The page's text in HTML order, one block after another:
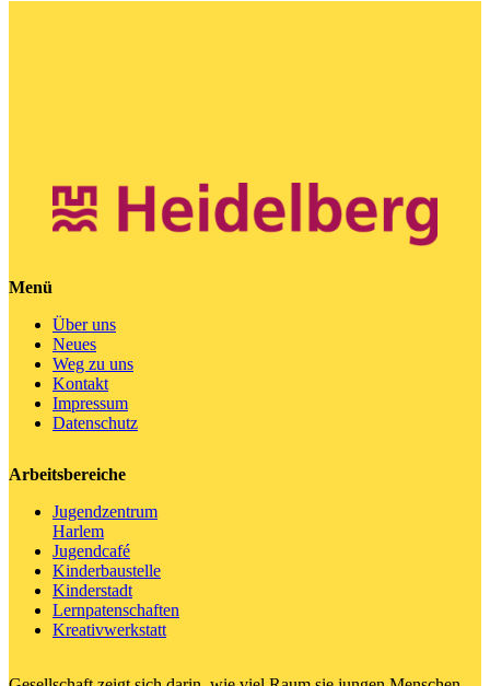
Menü
Über uns
Neues
Weg zu uns
Kontakt
Impressum
Datenschutz
Arbeitsbereiche
Jugendzentrum
Harlem
Jugendcafé
Kinderbaustelle
Kinderstadt
Lernpatenschaften
Kreativwerkstatt